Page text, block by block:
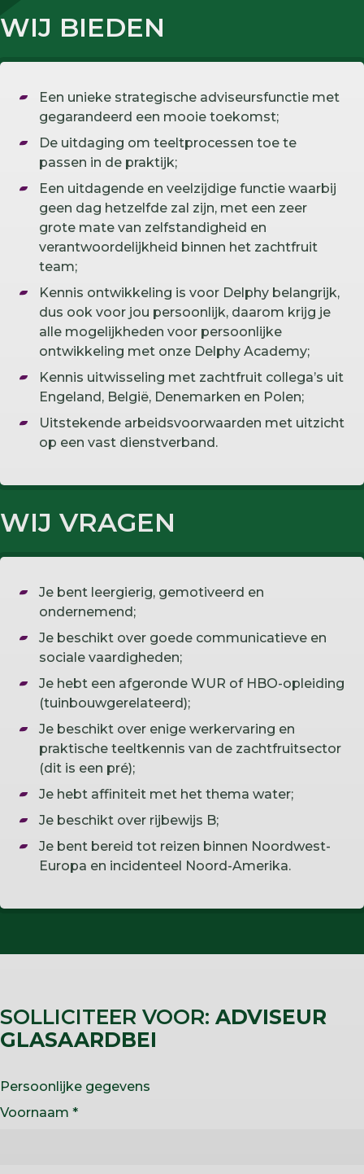
WIJ BIEDEN
Een unieke strategische adviseursfunctie met
gegarandeerd een mooie toekomst;
De uitdaging om teeltprocessen toe te
passen in de praktijk;
Een uitdagende en veelzijdige functie waarbij
geen dag hetzelfde zal zijn, met een zeer
grote mate van zelfstandigheid en
verantwoordelijkheid binnen het zachtfruit
team;
Kennis ontwikkeling is voor Delphy belangrijk,
dus ook voor jou persoonlijk, daarom krijg je
alle mogelijkheden voor persoonlijke
ontwikkeling met onze Delphy Academy;
Kennis uitwisseling met zachtfruit collega’s uit
Engeland, België, Denemarken en Polen;
Uitstekende arbeidsvoorwaarden met uitzicht
op een vast dienstverband.
WIJ VRAGEN
Je bent leergierig, gemotiveerd en
ondernemend;
Je beschikt over goede communicatieve en
sociale vaardigheden;
Je hebt een afgeronde WUR of HBO-opleiding
(tuinbouwgerelateerd);
Je beschikt over enige werkervaring en
praktische teeltkennis van de zachtfruitsector
(dit is een pré);
Je hebt affiniteit met het thema water;
Je beschikt over rijbewijs B;
Je bent bereid tot reizen binnen Noordwest-
Europa en incidenteel Noord-Amerika.
SOLLICITEER VOOR: ADVISEUR
GLASAARDBEI
Persoonlijke gegevens
Voornaam